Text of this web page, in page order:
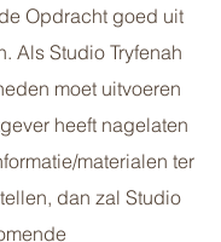
Opdracht goed uit
Als Studio Tryfenah
moet uitvoeren
heeft nagelaten
materialen ter
dan zal Studio